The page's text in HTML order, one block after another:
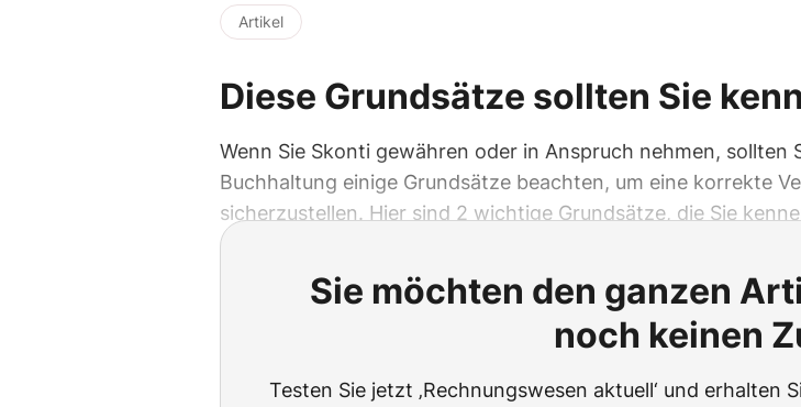
Artikel
Diese Grundsätze sollten Sie
Wenn Sie Skonti gewähren oder in Anspruch nehmen, sollten
Buchhaltung einige Grundsätze beachten, um eine korrekte
sicherzustellen. Hier sind 2 wichtige Grundsätze, die Sie
Sie möchten den ganzen
noch keinen
Testen Sie jetzt ‚Rechnungswesen aktuell‘ und erhalten